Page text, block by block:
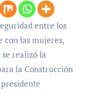
con las mujeres,
se realizó la
la Construcción